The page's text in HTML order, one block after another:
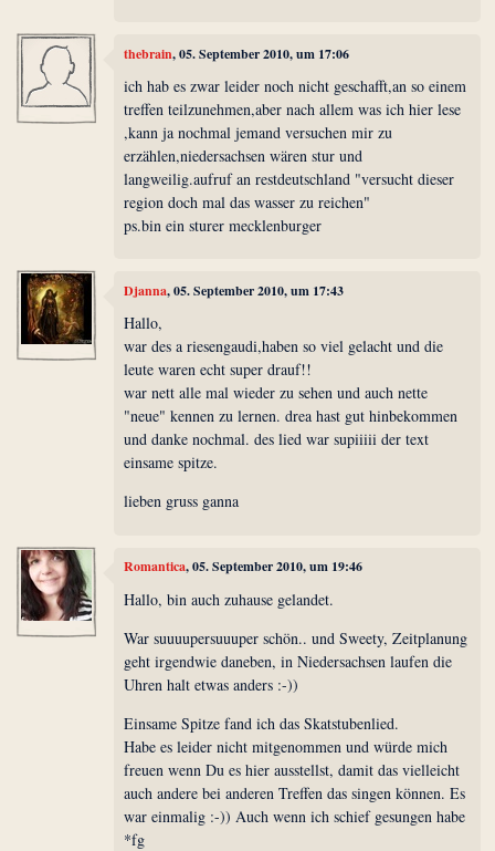
thebrain, 05. September 2010, um 17:06
ich hab es zwar leider noch nicht geschafft,an so einem
treffen teilzunehmen,aber nach allem was ich hier lese
,kann ja nochmal jemand versuchen mir zu
erzählen,niedersachsen wären stur und
langweilig.aufruf an restdeutschland "versucht dieser
region doch mal das wasser zu reichen"
ps.bin ein sturer mecklenburger
Djanna, 05. September 2010, um 17:43
Hallo,
war des a riesengaudi,haben so viel gelacht und die
leute waren echt super drauf!!
war nett alle mal wieder zu sehen und auch nette
"neue" kennen zu lernen. drea hast gut hinbekommen
und danke nochmal. des lied war supiiiii der text
einsame spitze.
lieben gruss ganna
Romantica, 05. September 2010, um 19:46
Hallo, bin auch zuhause gelandet.
War suuuupersuuuper schön.. und Sweety, Zeitplanung
geht irgendwie daneben, in Niedersachsen laufen die
Uhren halt etwas anders :-))
Einsame Spitze fand ich das Skatstubenlied.
Habe es leider nicht mitgenommen und würde mich
freuen wenn Du es hier ausstellst, damit das vielleicht
auch andere bei anderen Treffen das singen können. Es
war einmalig :-)) Auch wenn ich schief gesungen habe
*fg